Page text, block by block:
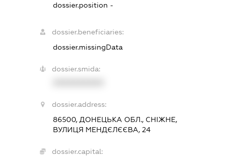
dossier.position -
dossier.beneficiaries:
dossier.missingData
dossier.smida:
dossier.address:
86500, ДОНЕЦЬКА ОБЛ., СНІЖНЕ,
ВУЛИЦЯ МЕНДЄЛЄЄВА, 24
dossier.capital: